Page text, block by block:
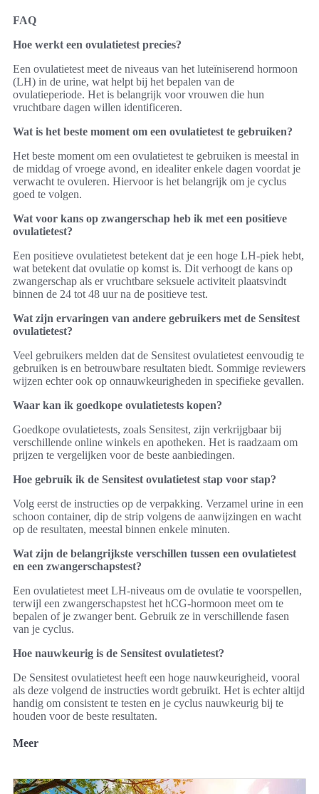
FAQ
Hoe werkt een ovulatietest precies?
Een ovulatietest meet de niveaus van het luteïniserend hormoon
(LH) in de urine, wat helpt bij het bepalen van de
ovulatieperiode. Het is belangrijk voor vrouwen die hun
vruchtbare dagen willen identificeren.
Wat is het beste moment om een ovulatietest te gebruiken?
Het beste moment om een ovulatietest te gebruiken is meestal in
de middag of vroege avond, en idealiter enkele dagen voordat je
verwacht te ovuleren. Hiervoor is het belangrijk om je cyclus
goed te volgen.
Wat voor kans op zwangerschap heb ik met een positieve
ovulatietest?
Een positieve ovulatietest betekent dat je een hoge LH-piek hebt,
wat betekent dat ovulatie op komst is. Dit verhoogt de kans op
zwangerschap als er vruchtbare seksuele activiteit plaatsvindt
binnen de 24 tot 48 uur na de positieve test.
Wat zijn ervaringen van andere gebruikers met de Sensitest
ovulatietest?
Veel gebruikers melden dat de Sensitest ovulatietest eenvoudig te
gebruiken is en betrouwbare resultaten biedt. Sommige reviewers
wijzen echter ook op onnauwkeurigheden in specifieke gevallen.
Waar kan ik goedkope ovulatietests kopen?
Goedkope ovulatietests, zoals Sensitest, zijn verkrijgbaar bij
verschillende online winkels en apotheken. Het is raadzaam om
prijzen te vergelijken voor de beste aanbiedingen.
Hoe gebruik ik de Sensitest ovulatietest stap voor stap?
Volg eerst de instructies op de verpakking. Verzamel urine in een
schoon container, dip de strip volgens de aanwijzingen en wacht
op de resultaten, meestal binnen enkele minuten.
Wat zijn de belangrijkste verschillen tussen een ovulatietest
en een zwangerschapstest?
Een ovulatietest meet LH-niveaus om de ovulatie te voorspellen,
terwijl een zwangerschapstest het hCG-hormoon meet om te
bepalen of je zwanger bent. Gebruik ze in verschillende fasen
van je cyclus.
Hoe nauwkeurig is de Sensitest ovulatietest?
De Sensitest ovulatietest heeft een hoge nauwkeurigheid, vooral
als deze volgend de instructies wordt gebruikt. Het is echter altijd
handig om consistent te testen en je cyclus nauwkeurig bij te
houden voor de beste resultaten.
Meer